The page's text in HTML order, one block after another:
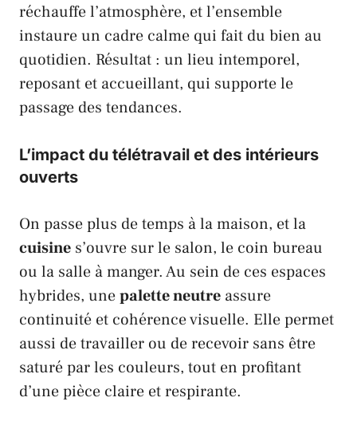
réchauffe l’atmosphère, et l’ensemble
instaure un cadre calme qui fait du bien au
quotidien. Résultat : un lieu intemporel,
reposant et accueillant, qui supporte le
passage des tendances.
L’impact du télétravail et des intérieurs
ouverts
On passe plus de temps à la maison, et la
cuisine s’ouvre sur le salon, le coin bureau
ou la salle à manger. Au sein de ces espaces
hybrides, unepalette neutre assure
continuité et cohérence visuelle. Elle permet
aussi de travailler ou de recevoir sans être
saturé par les couleurs, tout en profitant
d’une pièce claire et respirante.